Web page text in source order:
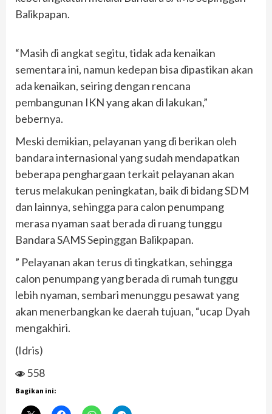
Balikpapan.
“Masih di angkat segitu, tidak ada kenaikan
sementara ini, namun kedepan bisa dipastikan akan
ada kenaikan, seiring dengan rencana
pembangunan IKN yang akan di lakukan,”
bebernya.
Meski demikian, pelayanan yang di berikan oleh
bandara internasional yang sudah mendapatkan
beberapa penghargaan terkait pelayanan akan
terus melakukan peningkatan, baik di bidang SDM
dan lainnya, sehingga para calon penumpang
merasa nyaman saat berada di ruang tunggu
Bandara SAMS Sepinggan Balikpapan.
” Pelayanan akan terus di tingkatkan, sehingga
calon penumpang yang berada di rumah tunggu
lebih nyaman, sembari menunggu pesawat yang
akan menerbangkan ke daerah tujuan, “ucap Dyah
mengakhiri.
(Idris)
558
Bagikan ini: